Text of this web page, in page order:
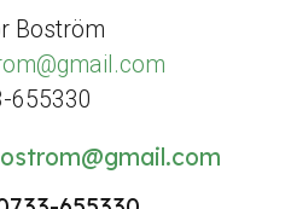
Boström
655330